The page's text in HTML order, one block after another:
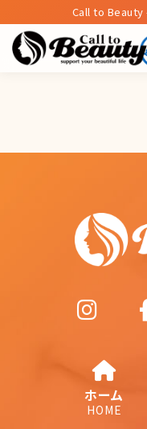
Call to Beauty
ホーム
HOME